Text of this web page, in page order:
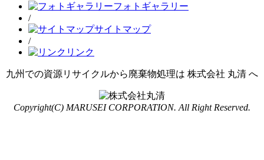
フォトギャラリー
/
サイトマップ
/
リンク
九州での資源リサイクルから廃棄物処理は 株式会社 丸清 へ
Copyright(C) MARUSEI CORPORATION. All Right Reserved.